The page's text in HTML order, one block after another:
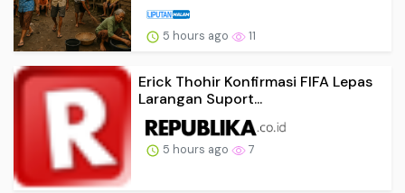
5 hours ago 11
Erick Thohir Konfirmasi FIFA Lepas
Larangan Suport...
5 hours ago 7